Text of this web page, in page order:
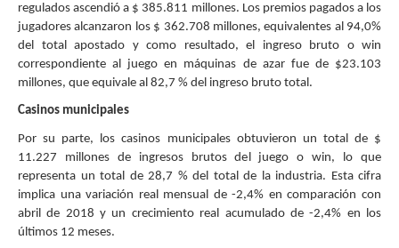
regulados ascendió a $ 385.811 millones. Los premios pagados a los
jugadores alcanzaron los $ 362.708 millones, equivalentes al 94,0%
del total apostado y como resultado, el ingreso bruto o win
correspondiente al juego en máquinas de azar fue de $23.103
millones, que equivale al 82,7 % del ingreso bruto total.
Casinos municipales
Por su parte, los casinos municipales obtuvieron un total de $
11.227 millones de ingresos brutos del juego o win, lo que
representa un total de 28,7 % del total de la industria. Esta cifra
implica una variación real mensual de -2,4% en comparación con
abril de 2018 y un crecimiento real acumulado de -2,4% en los
últimos 12 meses.